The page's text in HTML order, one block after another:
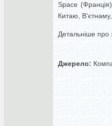
Space
Китаю, В'єтнаму,
Детальніше про
Джерело: